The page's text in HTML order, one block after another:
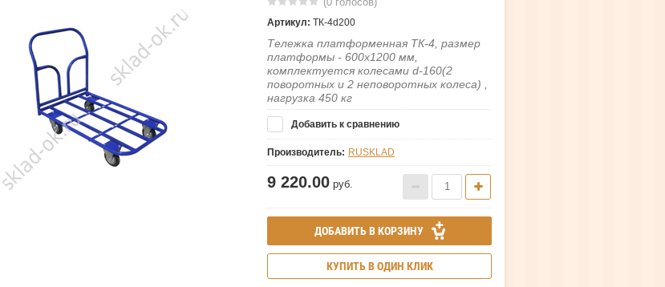
Артикул: ТК-4d200
Тележка платформенная ТК-4, размер
платформы - 600х1200 мм,
комплектуется колесами d-160(2
поворотных и 2 неповоротных колеса) ,
нагрузка 450 кг
Добавить к сравнению
Производитель: RUSKLAD
9 220.00 руб.
ДОБАВИТЬ В КОРЗИНУ
КУПИТЬ В ОДИН КЛИК